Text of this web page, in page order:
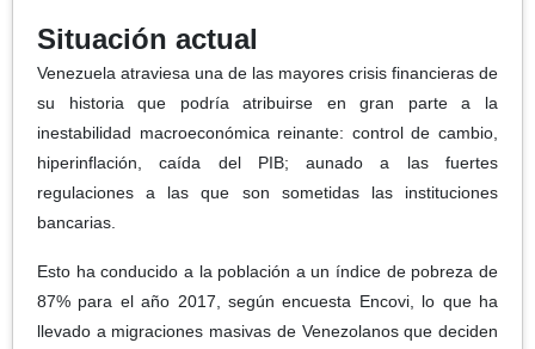
Situación actual
Venezuela atraviesa una de las mayores crisis financieras de
su historia que podría atribuirse en gran parte a la
inestabilidad macroeconómica reinante: control de cambio,
hiperinflación, caída del PIB; aunado a las fuertes
regulaciones a las que son sometidas las instituciones
bancarias.
Esto ha conducido a la población a un índice de pobreza de
87% para el año 2017, según encuesta Encovi, lo que ha
llevado a migraciones masivas de Venezolanos que deciden